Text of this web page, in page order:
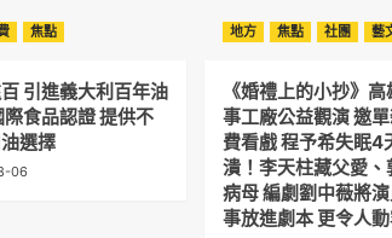
焦點
引進義大利百年油
際食品認證 提供不
選擇
06
地方 焦點 社團 藝
《婚禮上的小抄》
事工廠公益觀演 邀
費看戲 程予希失眠4
潰！李天柱藏父愛、
病母 編劇劉中薇將
事放進劇本 更令人